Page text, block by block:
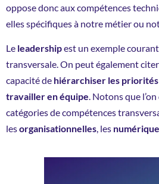
oppose donc aux compétences
elles spécifiques à notre métier ou
Le leadershipest un exemple
transversale. On peut également
capacité de hiérarchiser les priorités
travailler en équipe. Notons que
catégories de compétences
lesorganisationnelles, les